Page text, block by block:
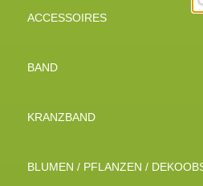
ACCESSOIRES
BAND
KRANZBAND
BLUMEN / PFLANZEN /